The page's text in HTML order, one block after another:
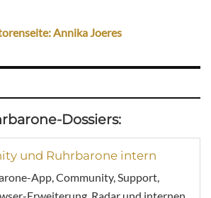
Annika Joeres
Dossiers:
und Ruhrbarone intern
App, Community, Support,